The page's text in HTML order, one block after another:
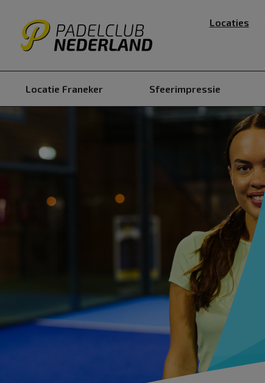
Locaties
Locatie Franeker Sfeerimpressie